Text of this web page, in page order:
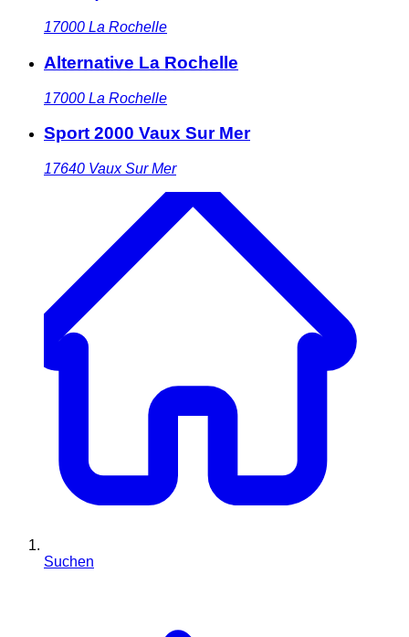
17000 La Rochelle
Alternative La Rochelle
17000 La Rochelle
Sport 2000 Vaux Sur Mer
17640 Vaux Sur Mer
Suchen